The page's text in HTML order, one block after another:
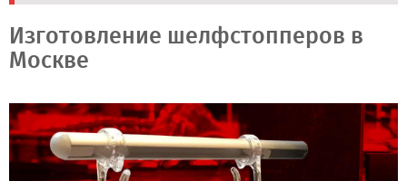
Изготовление шелфстопперов в
Москве